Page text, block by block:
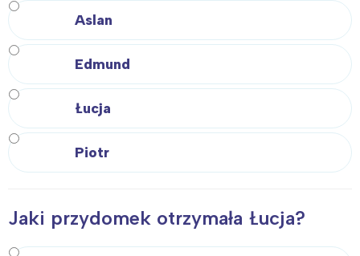
Aslan
Edmund
Łucja
Piotr
Jaki przydomek otrzymała Łucja?